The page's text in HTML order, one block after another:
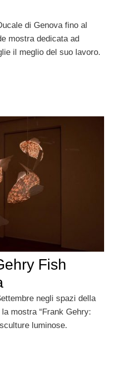
di Genova fino al
mostra dedicata ad
il meglio del suo lavoro.
Fish
negli spazi della
mostra “Frank Gehry:
luminose.